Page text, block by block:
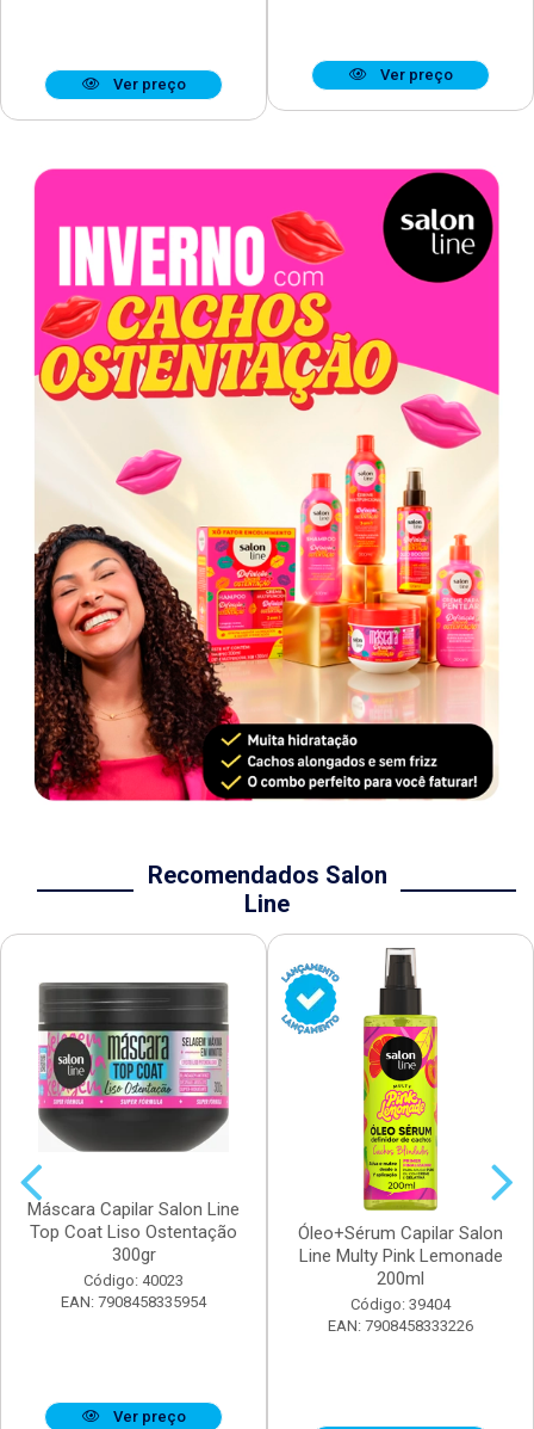
Ver preço
Ver preço
Recomendados Salon
Line
Máscara Capilar Salon Line
Top Coat Liso Ostentação
300gr
Código: 40023
EAN: 7908458335954
Ver preço
Óleo+Sérum Capilar Salon
Line Multy Pink Lemonade
200ml
Código: 39404
EAN: 7908458333226